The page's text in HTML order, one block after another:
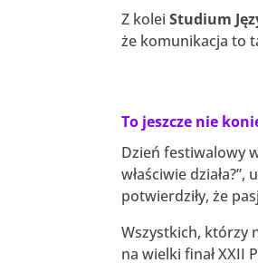
Z koleiStudium
że komunikacja to
To jeszcze nie
Dzień festiwalowy
właściwie
potwierdziły, że
Wszystkich, którzy
na wielki finał XXII